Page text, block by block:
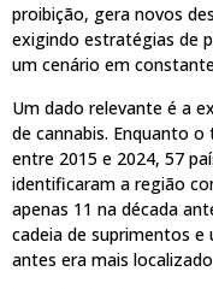
proibição, gera novos
exigindo estratégias de
um cenário em
Um dado relevante é a
de cannabis. Enquanto
entre 2015 e 2024, 57
identificaram a região
apenas 11 na década
cadeia de suprimentos
antes era mais